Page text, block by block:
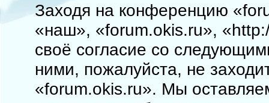
Заходя на конференцию
«наш», «forum.okis.ru»,
своё согласие со
ними, пожалуйста, не
«forum.okis.ru». Мы